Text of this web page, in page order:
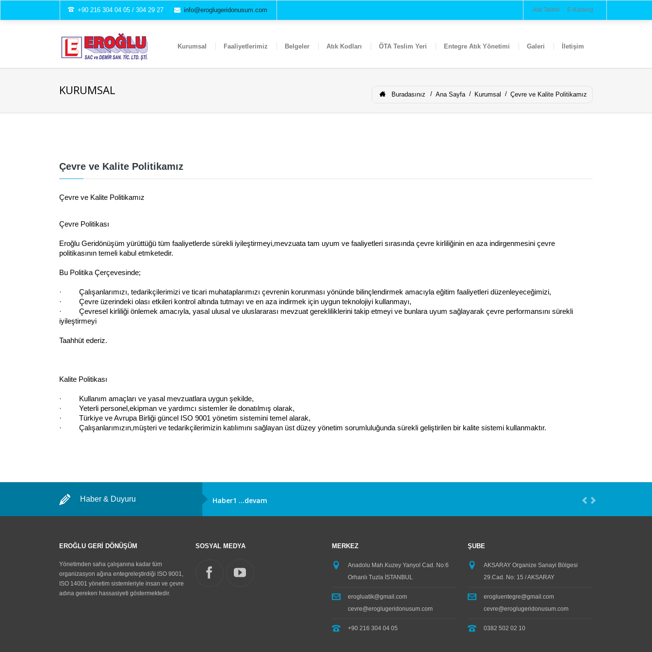
+90 216 304 04 05 / 304 29 27 info@eroglugeridonusum.com Atık Talebi E-Katalog
Kurumsal Faaliyetlerimiz Belgeler Atık Kodları ÖTA Teslim Yeri Entegre Atık Yönetimi Galeri İletişim
KURUMSAL Buradasınız Ana Sayfa Kurumsal Çevre ve Kalite Politikamız
Çevre ve Kalite Politikamız
Çevre ve Kalite Politikamız
Çevre Politikası
Eroğlu Geridönüşüm yürüttüğü tüm faaliyetlerde sürekli iyileştirmeyi,mevzuata tam uyum ve faaliyetleri sırasında çevre kirliliğinin en aza indirgenmesini çevre
politikasının temeli kabul etmketedir.
Bu Politika Çerçevesinde;
· Çalışanlarımızı, tedarikçilerimizi ve ticari muhataplarımızı çevrenin korunması yönünde bilinçlendirmek amacıyla eğitim faaliyetleri düzenleyeceğimizi,
· Çevre üzerindeki olası etkileri kontrol altında tutmayı ve en aza indirmek için uygun teknolojiyi kullanmayı,
· Çevresel kirliliği önlemek amacıyla, yasal ulusal ve uluslararası mevzuat gerekliliklerini takip etmeyi ve bunlara uyum sağlayarak çevre performansını sürekli
iyileştirmeyi
Taahhüt ederiz.
Kalite Politikası
· Kullanım amaçları ve yasal mevzuatlara uygun şekilde,
· Yeterli personel,ekipman ve yardımcı sistemler ile donatılmış olarak,
· Türkiye ve Avrupa Birliği güncel ISO 9001 yönetim sistemini temel alarak,
· Çalışanlarımızın,müşteri ve tedarikçilerimizin katılımını sağlayan üst düzey yönetim sorumluluğunda sürekli geliştirilen bir kalite sistemi kullanmaktır.
Haber & Duyuru Haber1 ...devam
EROĞLU GERİ DÖNÜŞÜM
Yönetimden saha çalışanına kadar tüm
organizasyon ağına entegreleştirdiği ISO 9001,
ISO 14001 yönetim sistemleriyle insan ve çevre
adına gereken hassasiyeti göstermektedir.
SOSYAL MEDYA MERKEZ
Anadolu Mah.Kuzey Yanyol Cad. No:6
Orhanlı Tuzla İSTANBUL
erogluatik@gmail.com
cevre@eroglugeridonusum.com
+90 216 304 04 05
ŞUBE
AKSARAY Organize Sanayi Bölgesi
29.Cad. No: 15 / AKSARAY
erogluentegre@gmail.com
cevre@eroglugeridonusum.com
0382 502 02 10